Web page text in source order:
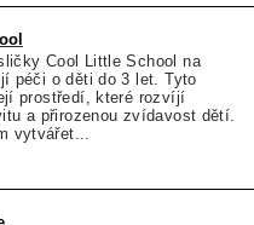
Cool Little School na
péči o děti do 3 let. Tyto
prostředí, které rozvíjí
a přirozenou zvídavost dětí.
vytvářet...